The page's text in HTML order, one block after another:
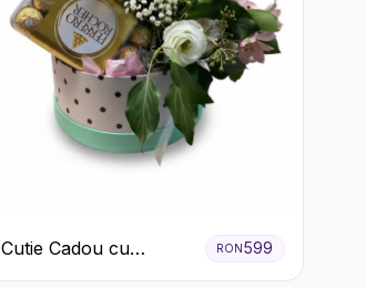
Cutie Cadou cu
Prosecco Mionetto
RON599